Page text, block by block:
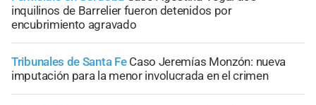
inquilinos de Barrelier fueron detenidos por
encubrimiento agravado
Tribunales de Santa Fe Caso Jeremías Monzón: nueva
imputación para la menor involucrada en el crimen